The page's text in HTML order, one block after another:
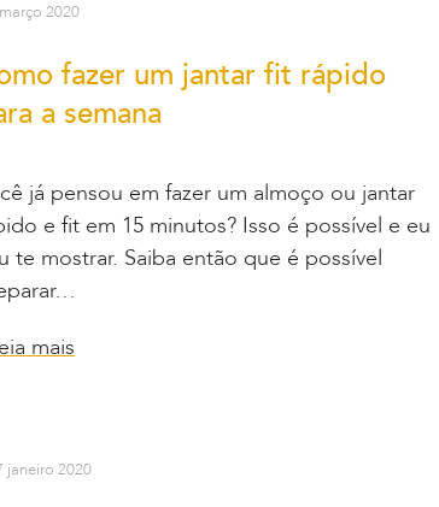
2020
fazer um jantar fit rápido
a semana
já pensou em fazer um almoço ou jantar
e fit em 15 minutos? Isso é possível e eu
te mostrar. Saiba então que é possível
mais
janeiro 2020